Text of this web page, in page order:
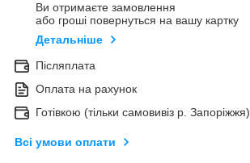
Ви отримаєте замовлення
або гроші повернуться на вашу картку
Детальніше
Післяплата
Оплата на рахунок
Готівкою (тільки самовивіз р. Запоріжжя)
Всі умови оплати